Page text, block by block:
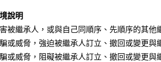
說明
被繼承人，或與自己同順序、先順序的其
或威脅，強迫被繼承人訂立、撤回或變更與
或威脅，阻礙被繼承人訂立、撤回或變更與